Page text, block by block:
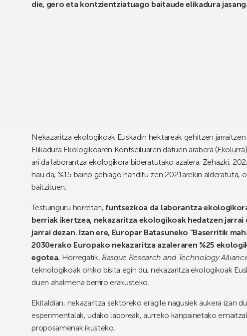
die, gero eta kontzientziatuago baitaude elikadura
Nekazaritza ekologikoak Euskadin hektareak gehitzen
Elikadura Ekologikoaren Kontseiluaren datuen arabera (Ekolurra
ari da laborantza ekologikora bideratutako azalera. Zehazki,
hau da, %15 baino gehiago handitu zen 2021arekin alderatuta,
baitzituen.
Testuinguru horretan, funtsezkoa da laborantza
berriak ikertzea, nekazaritza ekologikoak hedatzen jarrai
jarrai dezan. Izan ere, Europar Batasuneko “Baserritik
2030erako Europako nekazaritza azaleraren %25
egotea. Horregatik, Basque Research and Technology
teknologikoak ohiko bisita egin du, nekazaritza ekologikoak
duen ahalmena berriro erakusteko.
Ekitaldian, nekazaritza sektoreko eragile nagusiek aukera izan
esperimentalak, udako laboreak, aurreko kanpainetako
proposamenak ikusteko.